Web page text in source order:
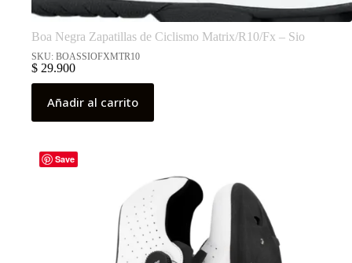
Boa Negra Zapatillas de Ciclismo Matrix/R10/Fx – Sio
SKU: BOASSIOFXMTR10
$ 29.900
Añadir al carrito
Save